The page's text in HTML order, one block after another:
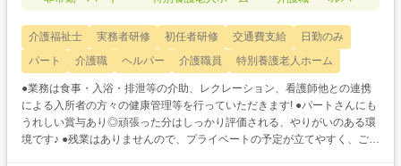
介護福祉士 実務者研修 初任者研修 交通費支給
日勤のみ
パート
介護職 ヘルパー 介護職員 特別養護老人ホーム
●業務は食事・入浴・排泄等の介助、レクレーション、看護師他との連携
による入所者の方々の健康管理等を行っていただきます! ●パートさんにも
うれしい賞与あり◎頑張った分はしっかり評価される、やりがいのある環
境です♪ ●残業はありませんので、プライベートの予定が立てやすく、ご家